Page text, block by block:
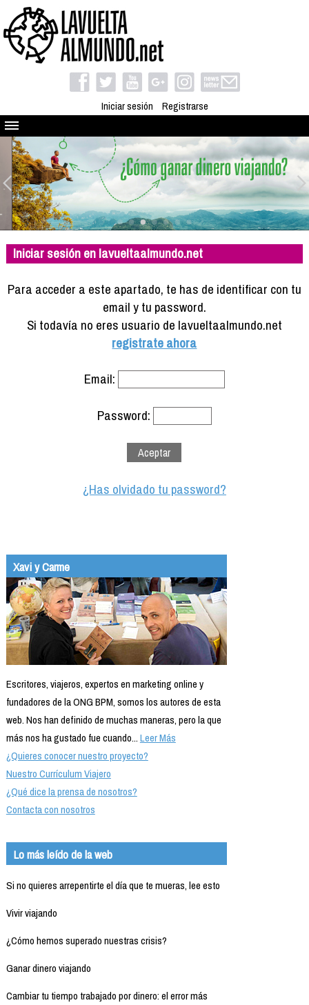
Iniciar sesión Registrarse
Quienes somos
El proyecto
Blog
Viaja con nosotros
Camino solidario
Libros
Compañeros de viaje
Info viajeros
Iniciar sesión en lavueltaalmundo.net
Para acceder a este apartado, te has de identificar con tu
email y tu password.
Si todavía no eres usuario de lavueltaalmundo.net
registrate ahora
Email:
Password:
¿Has olvidado tu password?
Xavi y Carme
Escritores, viajeros, expertos en marketing online y
fundadores de la ONG BPM, somos los autores de esta
web. Nos han definido de muchas maneras, pero la que
más nos ha gustado fue cuando...Leer Más
¿Quieres conocer nuestro proyecto?
Nuestro Currículum Viajero
¿Qué dice la prensa de nosotros?
Contacta con nosotros
Lo más leído de la web
Si no quieres arrepentirte el día que te mueras, lee esto
Vivir viajando
¿Cómo hemos superado nuestras crisis?
Ganar dinero viajando
Cambiar tu tiempo trabajado por dinero: el error más